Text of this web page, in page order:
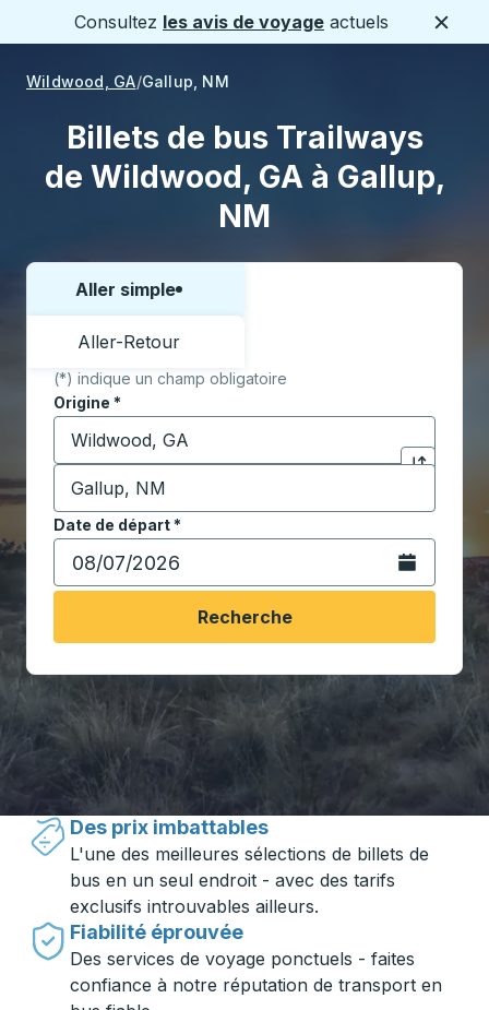
Consultez les avis de voyage actuels
Wildwood, GA Gallup, NM
Billets de bus Trailways
de Wildwood, GA à Gallup,
NM
Choisissez un sens ou un aller-retour:
Aller simple
Aller-Retour
(*) indique un champ obligatoire
Origine *
Commencez à saisir la ville d'origine pour ouvrir
Cliquez
Destination*
Commencez à saisir la ville de destination pour
Date de départ*
Tapez la date au format date Barre oblique du mois à
Ouvrez le
Recherche
Voyager en toute simplicité avec
Trailways
Des prix imbattables
L'une des meilleures sélections de billets de
bus en un seul endroit - avec des tarifs
exclusifs introuvables ailleurs.
Fiabilité éprouvée
Des services de voyage ponctuels - faites
confiance à notre réputation de transport en